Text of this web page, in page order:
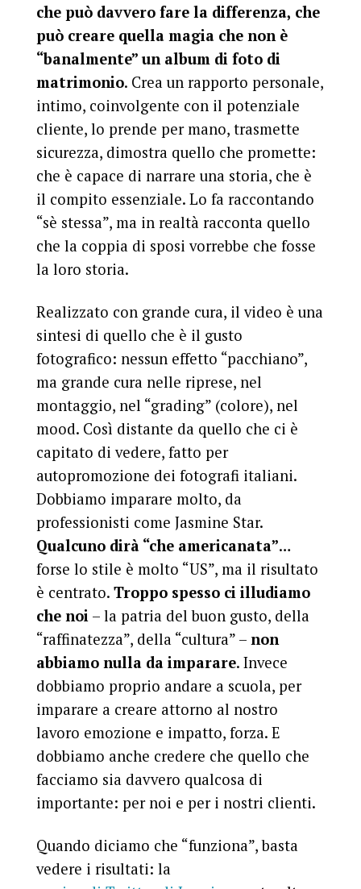
che può davvero fare la differenza, che
può creare quella magia che non è
“banalmente” un album di foto di
matrimonio. Crea un rapporto personale,
intimo, coinvolgente con il potenziale
cliente, lo prende per mano, trasmette
sicurezza, dimostra quello che promette:
che è capace di narrare una storia, che è
il compito essenziale. Lo fa raccontando
“sè stessa”, ma in realtà racconta quello
che la coppia di sposi vorrebbe che fosse
la loro storia.
Realizzato con grande cura, il video è una
sintesi di quello che è il gusto
fotografico: nessun effetto “pacchiano”,
ma grande cura nelle riprese, nel
montaggio, nel “grading” (colore), nel
mood. Così distante da quello che ci è
capitato di vedere, fatto per
autopromozione dei fotografi italiani.
Dobbiamo imparare molto, da
professionisti come Jasmine Star.
Qualcuno dirà “che americanata”…
forse lo stile è molto “US”, ma il risultato
è centrato. Troppo spesso ci illudiamo
che noi– la patria del buon gusto, della
“raffinatezza”, della “cultura” – non
abbiamo nulla da imparare. Invece
dobbiamo proprio andare a scuola, per
imparare a creare attorno al nostro
lavoro emozione e impatto, forza. E
dobbiamo anche credere che quello che
facciamo sia davvero qualcosa di
importante: per noi e per i nostri clienti.
Quando diciamo che “funziona”, basta
vedere i risultati: la